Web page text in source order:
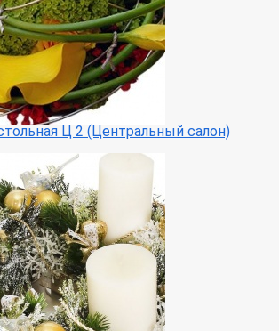
Ц 2 (Центральный салон)